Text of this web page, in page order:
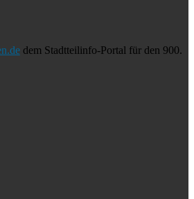
dem Stadtteilinfo-Portal für den 900.